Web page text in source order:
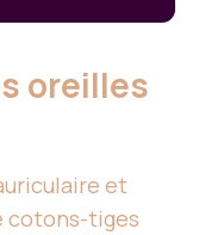
oreilles
et
cotons-tiges